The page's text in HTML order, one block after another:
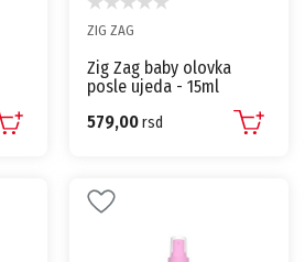
ZIG ZAG
Zig Zag baby olovka
posle ujeda - 15ml
579,00rsd